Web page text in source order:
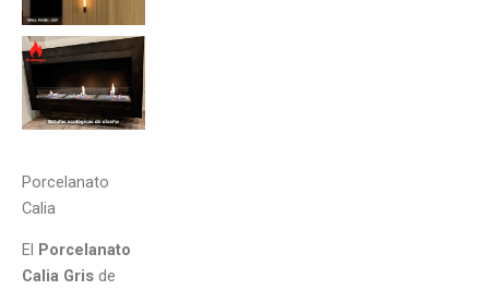
Porcelanato
Calia
El Porcelanato
Calia Gris de